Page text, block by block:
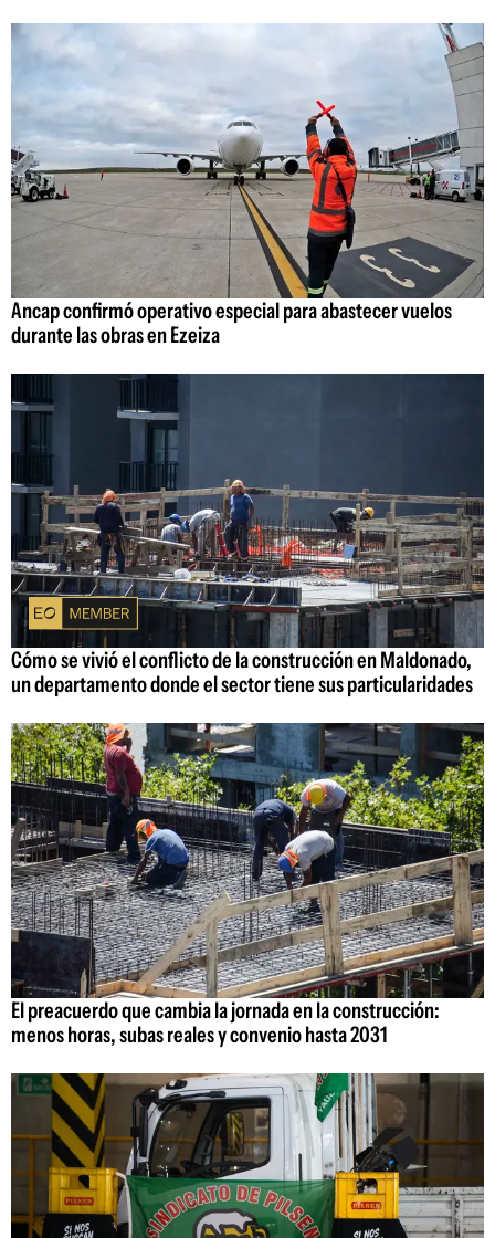
Ancap confirmó operativo especial para abastecer vuelos
durante las obras en Ezeiza
Cómo se vivió el conflicto de la construcción en Maldonado,
un departamento donde el sector tiene sus particularidades
El preacuerdo que cambia la jornada en la construcción:
menos horas, subas reales y convenio hasta 2031